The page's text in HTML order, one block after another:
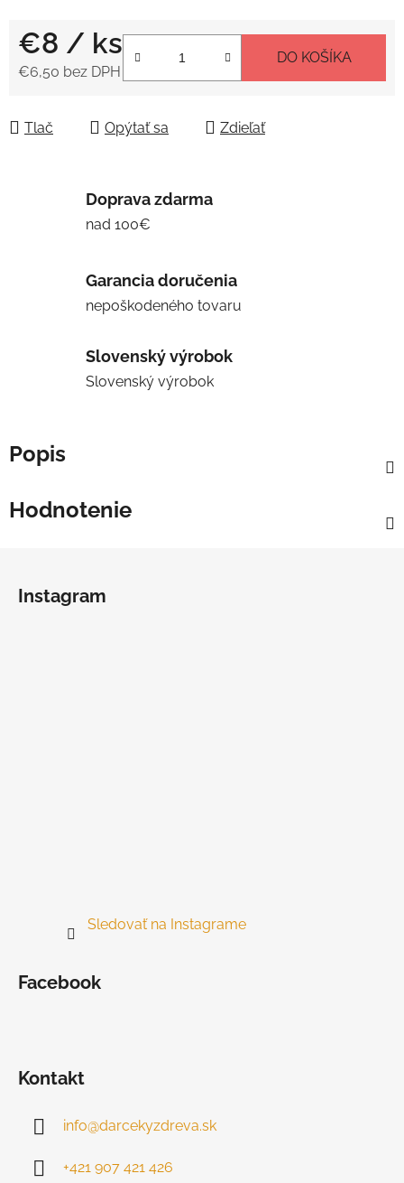
€8 / ks
€6,50 bez DPH
DO KOŠÍKA
Tlač Opýtať sa Zdieľať
Doprava zdarma
nad 100€
Garancia doručenia
nepoškodeného tovaru
Slovenský výrobok
Slovenský výrobok
Popis
Hodnotenie
Instagram
Sledovať na Instagrame
Facebook
Kontakt
info@darcekyzdreva.sk
+421 907 421 426